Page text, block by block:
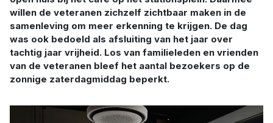
willen de veteranen zichzelf zichtbaar maken in de
samenleving om meer erkenning te krijgen. De dag
was ook bedoeld als afsluiting van het jaar over
tachtig jaar vrijheid. Los van familieleden en vrienden
van de veteranen bleef het aantal bezoekers op de
zonnige zaterdagmiddag beperkt.